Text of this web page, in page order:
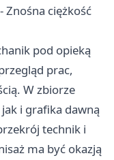
Znośna ciężkość
pod opieką
prac,
W zbiorze
i grafika dawną
technik i
ma być okazją